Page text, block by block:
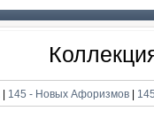
| 145 - Новых Афоризмов |